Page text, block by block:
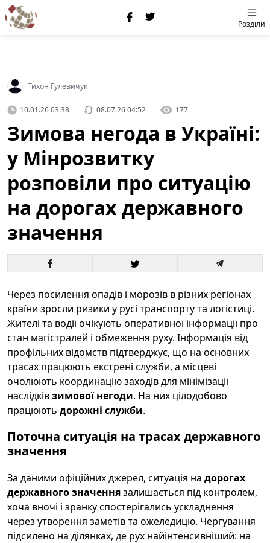
Розділи
Тихон Гулевичук
10.01.26 03:38 08.07.26 04:52 177
Зимова негода в Україні:
у Мінрозвитку
розповіли про ситуацію
на дорогах державного
значення
Через посилення опадів і морозів в різних регіонах
країни зросли ризики у русі транспорту та логістиці.
Жителі та водії очікують оперативної інформації про
стан магістралей і обмеження руху. Інформація від
профільних відомств підтверджує, що на основних
трасах працюють екстрені служби, а місцеві
очолюють координацію заходів для мінімізації
наслідківзимової негоди. На них цілодобово
працюють дорожні служби.
Поточна ситуація на трасах державного
значення
За даними офіційних джерел, ситуація на дорогах
державного значеннязалишається під контролем,
хоча вночі і зранку спостерігались ускладнення
через утворення заметів та ожеледицю. Чергування
підсилено на ділянках, де рух найінтенсивніший: на